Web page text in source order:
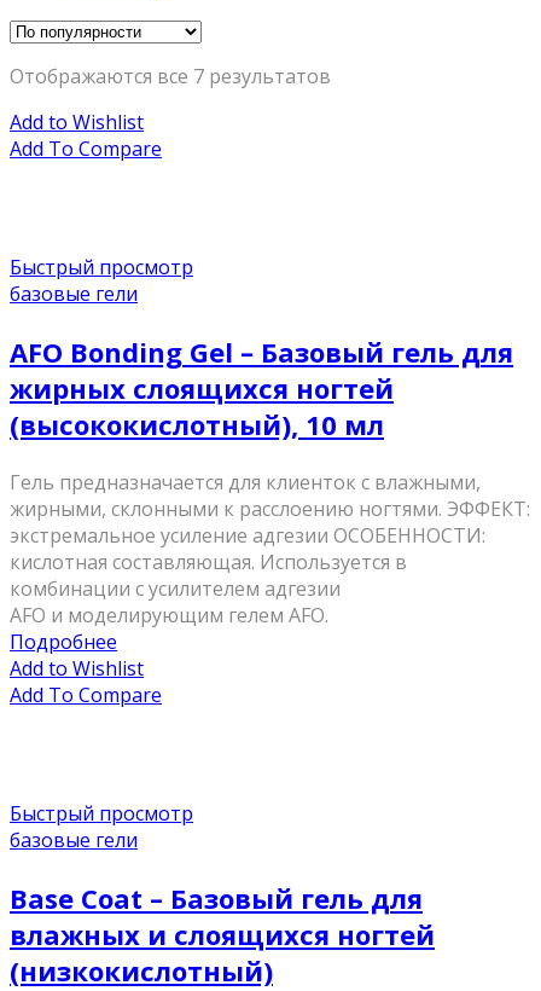
Отображаются все 7 результатов
Add to Wishlist
Add To Compare
Быстрый просмотр
базовые гели
AFO Bonding Gel – Базовый гель для
жирных слоящихся ногтей
(высококислотный), 10 мл
Гель предназначается для клиенток с влажными,
жирными, склонными к расслоению ногтями. ЭФФЕКТ:
экстремальное усиление адгезии ОСОБЕННОСТИ:
кислотная составляющая. Используется в
комбинации с усилителем адгезии
AFO и моделирующим гелем AFO.
Подробнее
Add to Wishlist
Add To Compare
Быстрый просмотр
базовые гели
Base Coat – Базовый гель для
влажных и слоящихся ногтей
(низкокислотный)